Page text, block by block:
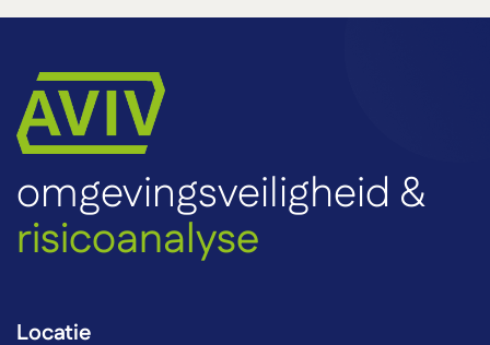
omgevingsveiligheid &
risicoanalyse
Locatie